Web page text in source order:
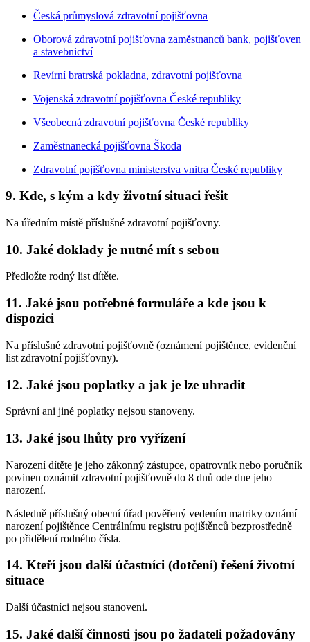
Česká průmyslová zdravotní pojišťovna
Oborová zdravotní pojišťovna zaměstnanců bank, pojišťoven
a stavebnictví
Revírní bratrská pokladna, zdravotní pojišťovna
Vojenská zdravotní pojišťovna České republiky
Všeobecná zdravotní pojišťovna České republiky
Zaměstnanecká pojišťovna Škoda
Zdravotní pojišťovna ministerstva vnitra České republiky
9. Kde, s kým a kdy životní situaci řešit
Na úředním místě příslušné zdravotní pojišťovny.
10. Jaké doklady je nutné mít s sebou
Předložte rodný list dítěte.
11. Jaké jsou potřebné formuláře a kde jsou k
dispozici
Na příslušné zdravotní pojišťovně (oznámení pojištěnce, evidenční
list zdravotní pojišťovny).
12. Jaké jsou poplatky a jak je lze uhradit
Správní ani jiné poplatky nejsou stanoveny.
13. Jaké jsou lhůty pro vyřízení
Narození dítěte je jeho zákonný zástupce, opatrovník nebo poručník
povinen oznámit zdravotní pojišťovně do 8 dnů ode dne jeho
narození.
Následně příslušný obecní úřad pověřený vedením matriky oznámí
narození pojištěnce Centrálnímu registru pojištěnců bezprostředně
po přidělení rodného čísla.
14. Kteří jsou další účastníci (dotčení) řešení životní
situace
Další účastníci nejsou stanoveni.
15. Jaké další činnosti jsou po žadateli požadovány